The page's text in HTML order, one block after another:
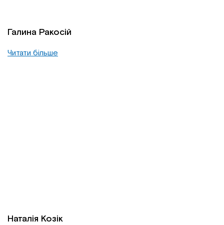
Галина Ракосій
Читати більше
Наталія Козік